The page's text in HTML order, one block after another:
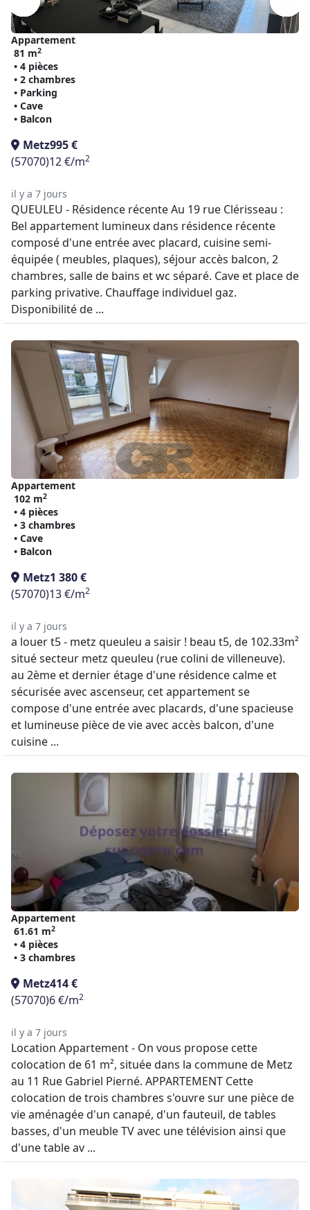
Appartement
81 m2
• 4 pièces
• 2 chambres
• Parking
• Cave
• Balcon
Metz995 €
(57070)12 €/m2
il y a 7 jours
QUEULEU - Résidence récente Au 19 rue Clérisseau :
Bel appartement lumineux dans résidence récente
composé d'une entrée avec placard, cuisine semi-
équipée ( meubles, plaques), séjour accès balcon, 2
chambres, salle de bains et wc séparé. Cave et place de
parking privative. Chauffage individuel gaz.
Disponibilité de ...
Appartement
102 m2
• 4 pièces
• 3 chambres
• Cave
• Balcon
Metz1 380 €
(57070)13 €/m2
il y a 7 jours
a louer t5 - metz queuleu a saisir ! beau t5, de 102.33m²
situé secteur metz queuleu (rue colini de villeneuve).
au 2ème et dernier étage d'une résidence calme et
sécurisée avec ascenseur, cet appartement se
compose d'une entrée avec placards, d'une spacieuse
et lumineuse pièce de vie avec accès balcon, d'une
cuisine ...
Appartement
61.61 m2
• 4 pièces
• 3 chambres
Metz414 €
(57070)6 €/m2
il y a 7 jours
Location Appartement - On vous propose cette
colocation de 61 m², située dans la commune de Metz
au 11 Rue Gabriel Pierné. APPARTEMENT Cette
colocation de trois chambres s'ouvre sur une pièce de
vie aménagée d'un canapé, d'un fauteuil, de tables
basses, d'un meuble TV avec une télévision ainsi que
d'une table av ...